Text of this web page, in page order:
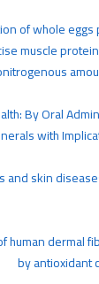
of whole
muscle
By Oral
with
and skin
human dermal
by antioxidant